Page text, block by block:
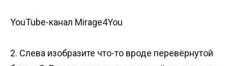
YouTube-канал Mirage4You
2. Слева изобразите что-то вроде перевёрнутой